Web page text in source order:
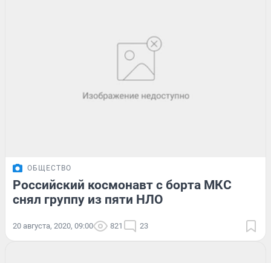
ОБЩЕСТВО
Российский космонавт с борта МКС
снял группу из пяти НЛО
20 августа, 2020, 09:00 821 23